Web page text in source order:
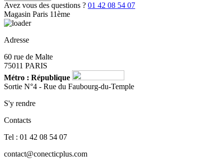
Avez vous des questions ? 01 42 08 54 07
Magasin Paris 11ème
Adresse
60 rue de Malte
75011 PARIS
Métro : République
Sortie N°4 - Rue du Faubourg-du-Temple
S'y rendre
Contacts
Tel : 01 42 08 54 07
contact@conecticplus.com